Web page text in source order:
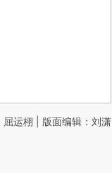
屈运栩 | 版面编辑：刘潇